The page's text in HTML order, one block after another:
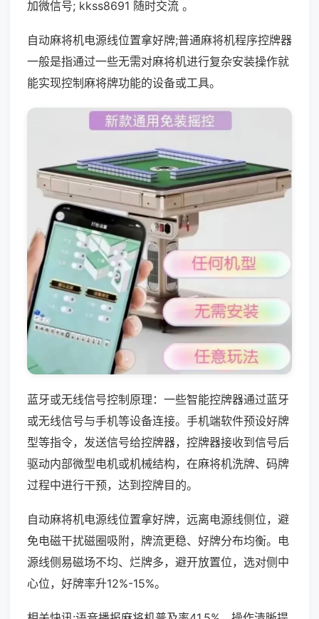
加微信号; kkss8691 随时交流 。
自动麻将机电源线位置拿好牌;普通麻将机程序控牌器
一般是指通过一些无需对麻将机进行复杂安装操作就
能实现控制麻将牌功能的设备或工具。
蓝牙或无线信号控制原理：一些智能控牌器通过蓝牙
或无线信号与手机等设备连接。手机端软件预设好牌
型等指令，发送信号给控牌器，控牌器接收到信号后
驱动内部微型电机或机械结构，在麻将机洗牌、码牌
过程中进行干预，达到控牌目的。
自动麻将机电源线位置拿好牌，远离电源线侧位，避
免电磁干扰磁圈吸附，牌流更稳、好牌分布均衡。电
源线侧易磁场不均、烂牌多，避开放置位，选对侧中
心位，好牌率升12%-15%。